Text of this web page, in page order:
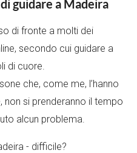
guidare a Madeira
di fronte a molti dei
secondo cui guidare a
di cuore.
che, come me, l’hanno
si prenderanno il tempo
alcun problema.